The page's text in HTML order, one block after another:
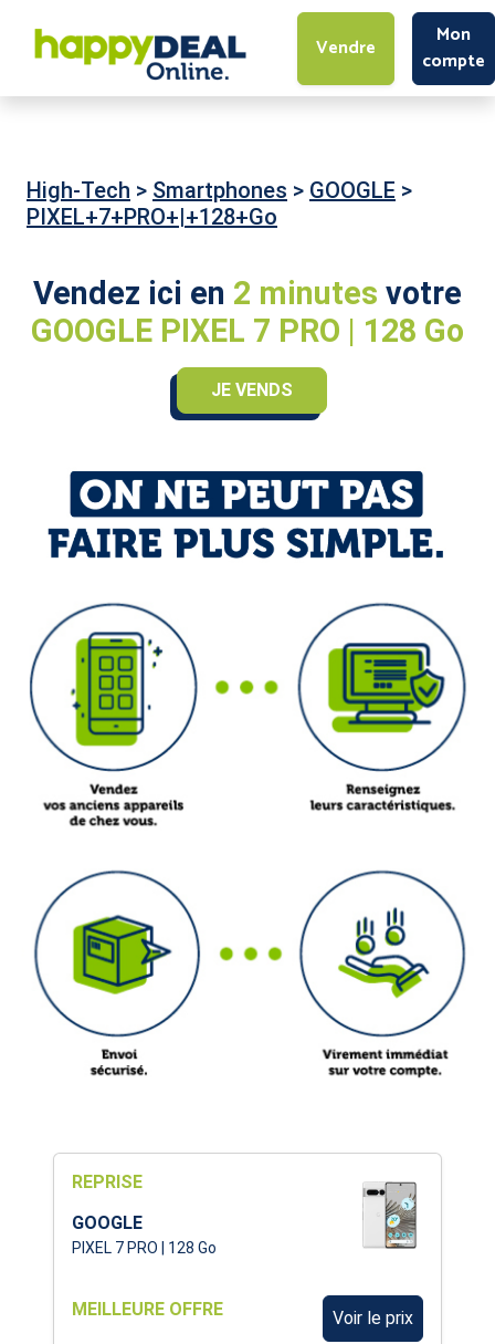
Vendre
Mon
compte
High-Tech > Smartphones > GOOGLE >
PIXEL+7+PRO+|+128+Go
Vendez ici en 2 minutes votre
GOOGLE PIXEL 7 PRO | 128 Go
JE VENDS
REPRISE
GOOGLE
PIXEL 7 PRO | 128 Go
MEILLEURE OFFRE Voir le prix